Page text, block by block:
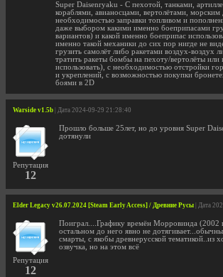
Super Daisenryaku - С пехотой, танками,
кораблями, авианосцами, вертолётами, морским
необходимостью заправки топливом и
даже выбором какими именно боеприпасами
вариантов) и какой именно боеприпас
именно такой механики до сих пор нигде не
грузить самолёт либо ракетами воздух-воздух
тратить ракеты бомбы на пехоту/вертолёты или
использовать), с необходимостью отстройки
и укреплений, с возможностью покупки
боями в 2D
Warside v1.5b | Дата 2024-09-29 21:28:40
Репутация
12
Прошло больше 25лет, но до уровня Super
дотянули
Elder Legacy v26.07.2024 [Steam Early Access] / Древние Русы | Дата
Репутация
12
Поиграл....Графику времён Морровинда (2002
остальном до него явно не
смарты, с якобы древнерусской тематикой..из
озвучка, но на этом всё